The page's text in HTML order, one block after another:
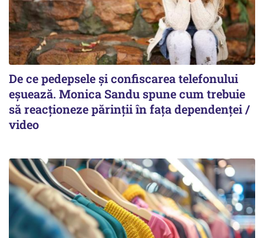
De ce pedepsele și confiscarea telefonului
eșuează. Monica Sandu spune cum trebuie
să reacționeze părinții în fața dependenței /
video